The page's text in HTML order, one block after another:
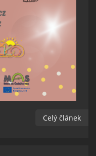
Celý článek